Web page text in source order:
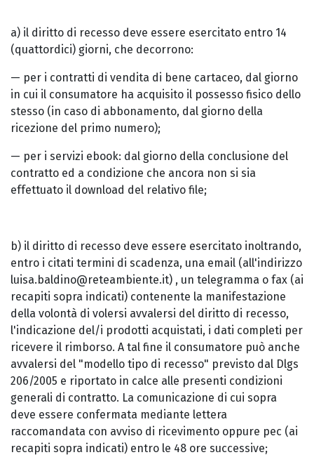
a) il diritto di recesso deve essere esercitato entro 14
(quattordici) giorni, che decorrono:
— per i contratti di vendita di bene cartaceo, dal giorno
in cui il consumatore ha acquisito il possesso fisico dello
stesso (in caso di abbonamento, dal giorno della
ricezione del primo numero);
— per i servizi ebook: dal giorno della conclusione del
contratto ed a condizione che ancora non si sia
effettuato il download del relativo file;
b) il diritto di recesso deve essere esercitato inoltrando,
entro i citati termini di scadenza, una email (all'indirizzo
luisa.baldino@reteambiente.it) , un telegramma o fax (ai
recapiti sopra indicati) contenente la manifestazione
della volontà di volersi avvalersi del diritto di recesso,
l'indicazione del/i prodotti acquistati, i dati completi per
ricevere il rimborso. A tal fine il consumatore può anche
avvalersi del "modello tipo di recesso" previsto dal Dlgs
206/2005 e riportato in calce alle presenti condizioni
generali di contratto. La comunicazione di cui sopra
deve essere confermata mediante lettera
raccomandata con avviso di ricevimento oppure pec (ai
recapiti sopra indicati) entro le 48 ore successive;